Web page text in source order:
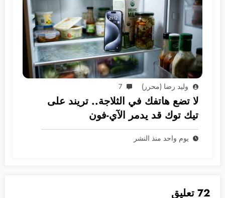
وليد رضا (محرر) 7
لا تضع هاتفك في الثلاجة.. تريند على
تيك توك قد يدمر الآي-فون
يوم واحد منذ النشر
72 تعليق